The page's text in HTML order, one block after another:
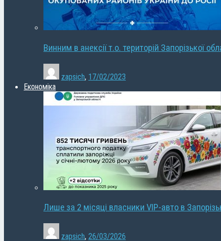
Винним в анексії т.о. територій Запорізької
zapsich, 17/02/2023
Економіка
Лише за 2 місяці власники VIP-авто в
zapsich, 26/03/2026